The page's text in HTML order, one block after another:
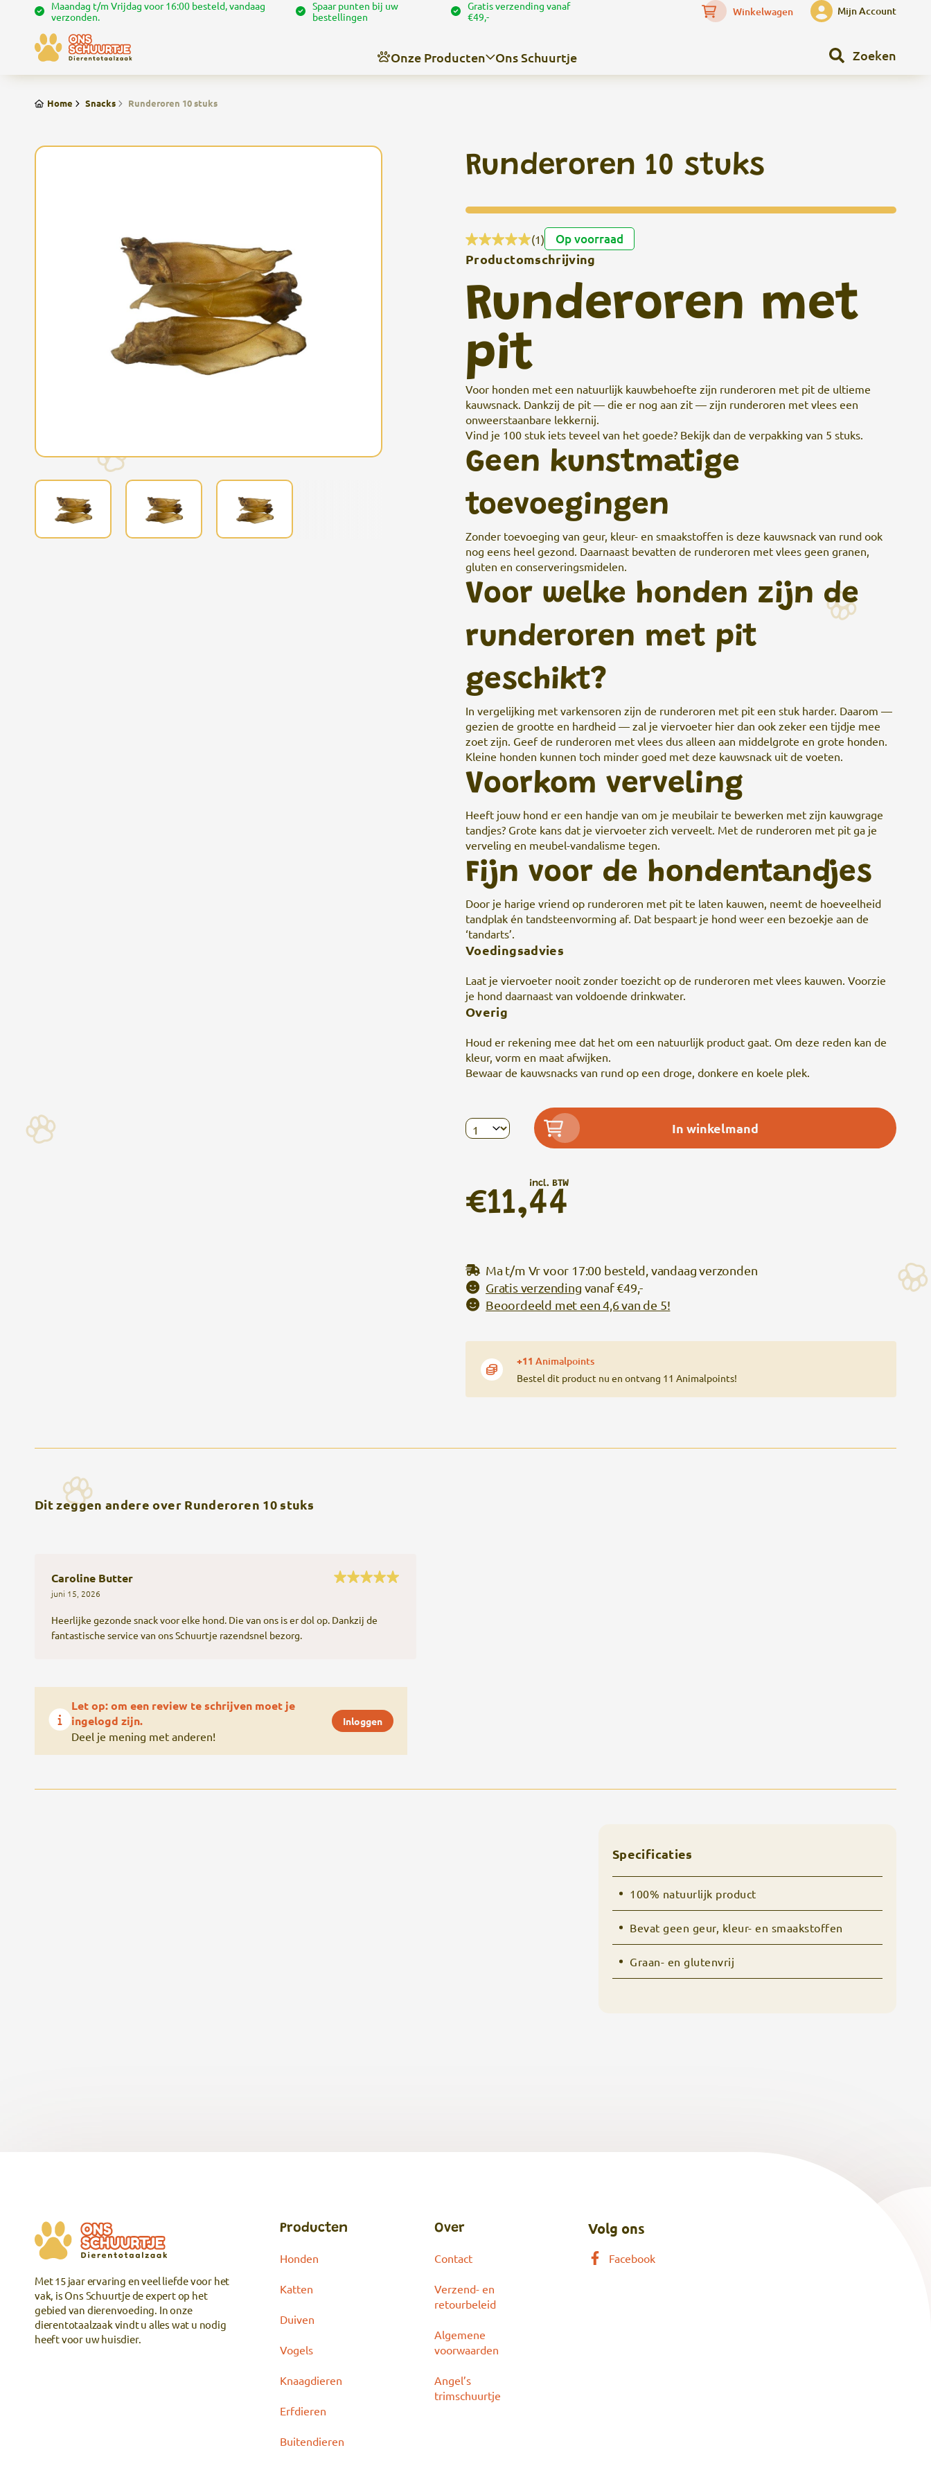
Maandag t/m Vrijdag voor 16:00 besteld, vandaag
verzonden.
Spaar punten bij uw
bestellingen
Gratis verzending vanaf
€49,-
Winkelwagen Mijn Account
Onze Producten Ons Schuurtje
Contact
Zoeken
Home Snacks Runderoren 10 stuks
Runderoren 10 stuks
(1)
Op voorraad
Productomschrijving
Runderoren met
pit
Voor honden met een natuurlijk kauwbehoefte zijn runderoren met pit de ultieme
kauwsnack. Dankzij de pit — die er nog aan zit — zijn runderoren met vlees een
onweerstaanbare lekkernij.
Vind je 100 stuk iets teveel van het goede? Bekijk dan de verpakking van 5 stuks.
Geen kunstmatige
toevoegingen
Zonder toevoeging van geur, kleur- en smaakstoffen is deze kauwsnack van rund ook
nog eens heel gezond. Daarnaast bevatten de runderoren met vlees geen granen,
gluten en conserveringsmidelen.
Voor welke honden zijn de
runderoren met pit
geschikt?
In vergelijking met varkensoren zijn de runderoren met pit een stuk harder. Daarom —
gezien de grootte en hardheid — zal je viervoeter hier dan ook zeker een tijdje mee
zoet zijn. Geef de runderoren met vlees dus alleen aan middelgrote en grote honden.
Kleine honden kunnen toch minder goed met deze kauwsnack uit de voeten.
Voorkom verveling
Heeft jouw hond er een handje van om je meubilair te bewerken met zijn kauwgrage
tandjes? Grote kans dat je viervoeter zich verveelt. Met de runderoren met pit ga je
verveling en meubel-vandalisme tegen.
Fijn voor de hondentandjes
Door je harige vriend op runderoren met pit te laten kauwen, neemt de hoeveelheid
tandplak én tandsteenvorming af. Dat bespaart je hond weer een bezoekje aan de
‘tandarts’.
Voedingsadvies
Laat je viervoeter nooit zonder toezicht op de runderoren met vlees kauwen. Voorzie
je hond daarnaast van voldoende drinkwater.
Overig
Houd er rekening mee dat het om een natuurlijk product gaat. Om deze reden kan de
kleur, vorm en maat afwijken.
Bewaar de kauwsnacks van rund op een droge, donkere en koele plek.
In winkelmand
€11,44
incl. BTW
Ma t/m Vr voor 17:00 besteld, vandaag verzonden
Gratis verzending vanaf €49,-
Beoordeeld met een 4,6 van de 5!
+11 Animalpoints
Bestel dit product nu en ontvang 11 Animalpoints!
Dit zeggen andere over Runderoren 10 stuks
Caroline Butter
juni 15, 2026
Heerlijke gezonde snack voor elke hond. Die van ons is er dol op. Dankzij de
fantastische service van ons Schuurtje razendsnel bezorg.
Let op: om een review te schrijven moet je
ingelogd zijn.
Deel je mening met anderen!
Inloggen
Specificaties
100% natuurlijk product
Bevat geen geur, kleur- en smaakstoffen
Graan- en glutenvrij
Met 15 jaar ervaring en veel liefde voor het
vak, is Ons Schuurtje de expert op het
gebied van dierenvoeding. In onze
dierentotaalzaak vindt u alles wat u nodig
heeft voor uw huisdier.
Producten
Honden
Katten
Duiven
Vogels
Knaagdieren
Erfdieren
Buitendieren
Over
Contact
Verzend- en
retourbeleid
Algemene
voorwaarden
Angel’s
trimschuurtje
Volg ons
Facebook